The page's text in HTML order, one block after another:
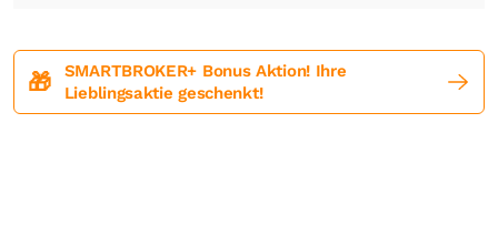
🎁
SMARTBROKER+ Bonus Aktion! Ihre
Lieblingsaktie geschenkt!